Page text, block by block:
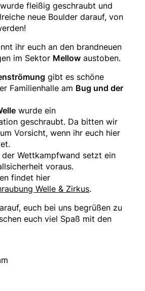
fleißig geschraubt und
neue Boulder darauf, von
ihr euch an den brandneuen
im Sektor Mellow austoben.
gibt es schöne
Familienhalle am Bug und der
wurde ein
geschraubt. Da bitten wir
Vorsicht, wenn ihr euch hier
der Wettkampfwand setzt ein
voraus.
findet hier
Welle & Zirkus.
euch bei uns begrüßen zu
euch viel Spaß mit den